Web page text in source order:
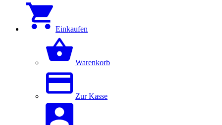
Einkaufen
Warenkorb
Zur Kasse